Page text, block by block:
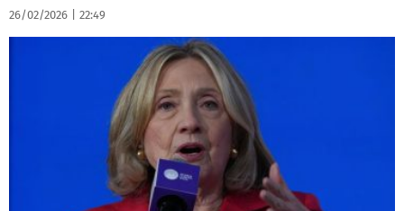
26/02/2026 22:49